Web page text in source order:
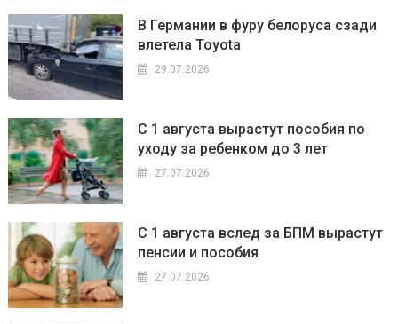
В Германии в фуру белоруса сзади
влетела Toyota
29.07.2026
С 1 августа вырастут пособия по
уходу за ребенком до 3 лет
27.07.2026
С 1 августа вслед за БПМ вырастут
пенсии и пособия
27.07.2026